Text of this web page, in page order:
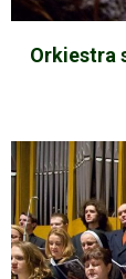
Orkiestra